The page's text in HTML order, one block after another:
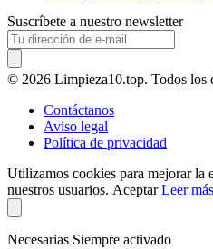
Suscríbete a nuestro newsletter
© 2026 Limpieza10.top. Todos los
Contáctanos
Aviso legal
Política de privacidad
Utilizamos cookies para mejorar la
nuestros usuarios. Aceptar Leer más
Necesarias Siempre activado